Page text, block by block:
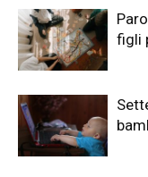
figli